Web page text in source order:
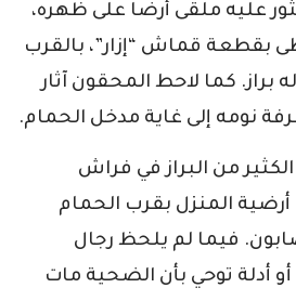
عليه ملقى أرضًا على ظهره،
بقطعة قماش “إزار”، بالقرب
براز. كما لاحط المحقون آثار
نومه إلى غاية مدخل الحمام.
من البراز في فراش
أرضية المنزل بقرب الحمام
فيما لم يلحظ رجال
أدلة توحي بأن الضحية مات